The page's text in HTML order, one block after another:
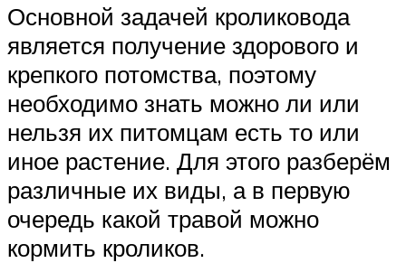
Основной задачей кроликовода
является получение здорового и
крепкого потомства, поэтому
необходимо знать можно ли или
нельзя их питомцам есть то или
иное растение. Для этого разберём
различные их виды, а в первую
очередь какой травой можно
кормить кроликов.